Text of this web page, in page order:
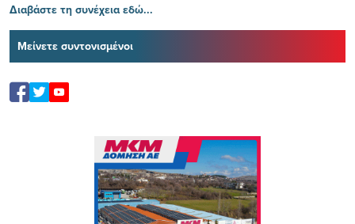
Διαβάστε τη συνέχεια εδώ...
Μείνετε συντονισμένοι